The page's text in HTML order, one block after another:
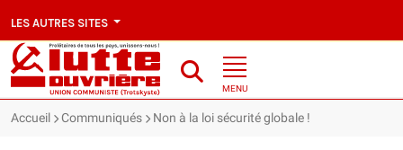
LES AUTRES SITES
MENU
Accueil Communiqués Non à la loi sécurité globale !